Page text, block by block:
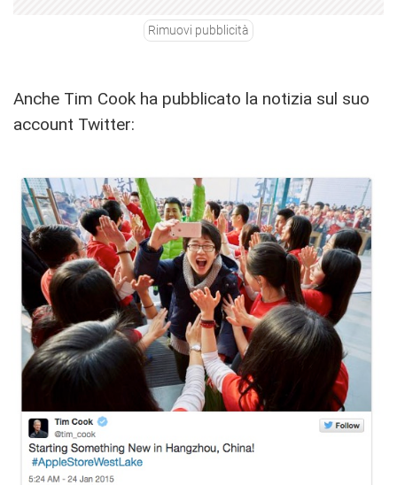
Rimuovi pubblicità
Anche Tim Cook ha pubblicato la notizia sul suo
account Twitter: